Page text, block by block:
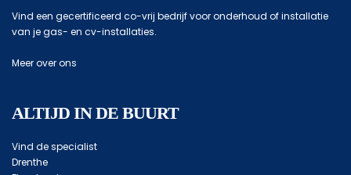
Vind een gecertificeerd co-vrij bedrijf voor onderhoud of installatie
van je gas- en cv-installaties.
Meer over ons
ALTIJD IN DE BUURT
Vind de specialist
Drenthe